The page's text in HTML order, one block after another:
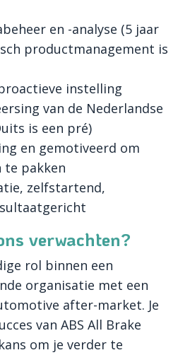
en -analyse (5 jaar
productmanagement is
instelling
van de Nederlandse
is een pré)
en gemotiveerd om
te pakken
zelfstartend,
verwachten?
rol binnen een
organisatie met een
after-market. Je
van ABS All Brake
om je verder te